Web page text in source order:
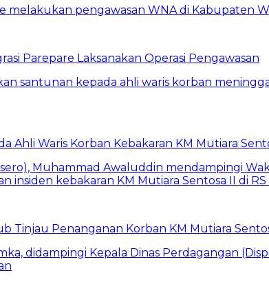
Parepare Laksanakan Operasi Pengawasan
Ahli Waris Korban Kebakaran KM Mutiara
Tinjau Penanganan Korban KM Mutiara